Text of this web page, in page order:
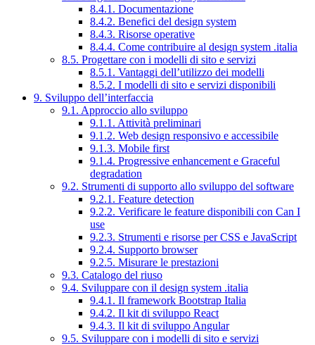
8.4.1. Documentazione
8.4.2. Benefici del design system
8.4.3. Risorse operative
8.4.4. Come contribuire al design system .italia
8.5. Progettare con i modelli di sito e servizi
8.5.1. Vantaggi dell’utilizzo dei modelli
8.5.2. I modelli di sito e servizi disponibili
9. Sviluppo dell’interfaccia
9.1. Approccio allo sviluppo
9.1.1. Attività preliminari
9.1.2. Web design responsivo e accessibile
9.1.3. Mobile first
9.1.4. Progressive enhancement e Graceful
degradation
9.2. Strumenti di supporto allo sviluppo del software
9.2.1. Feature detection
9.2.2. Verificare le feature disponibili con Can I
use
9.2.3. Strumenti e risorse per CSS e JavaScript
9.2.4. Supporto browser
9.2.5. Misurare le prestazioni
9.3. Catalogo del riuso
9.4. Sviluppare con il design system .italia
9.4.1. Il framework Bootstrap Italia
9.4.2. Il kit di sviluppo React
9.4.3. Il kit di sviluppo Angular
9.5. Sviluppare con i modelli di sito e servizi